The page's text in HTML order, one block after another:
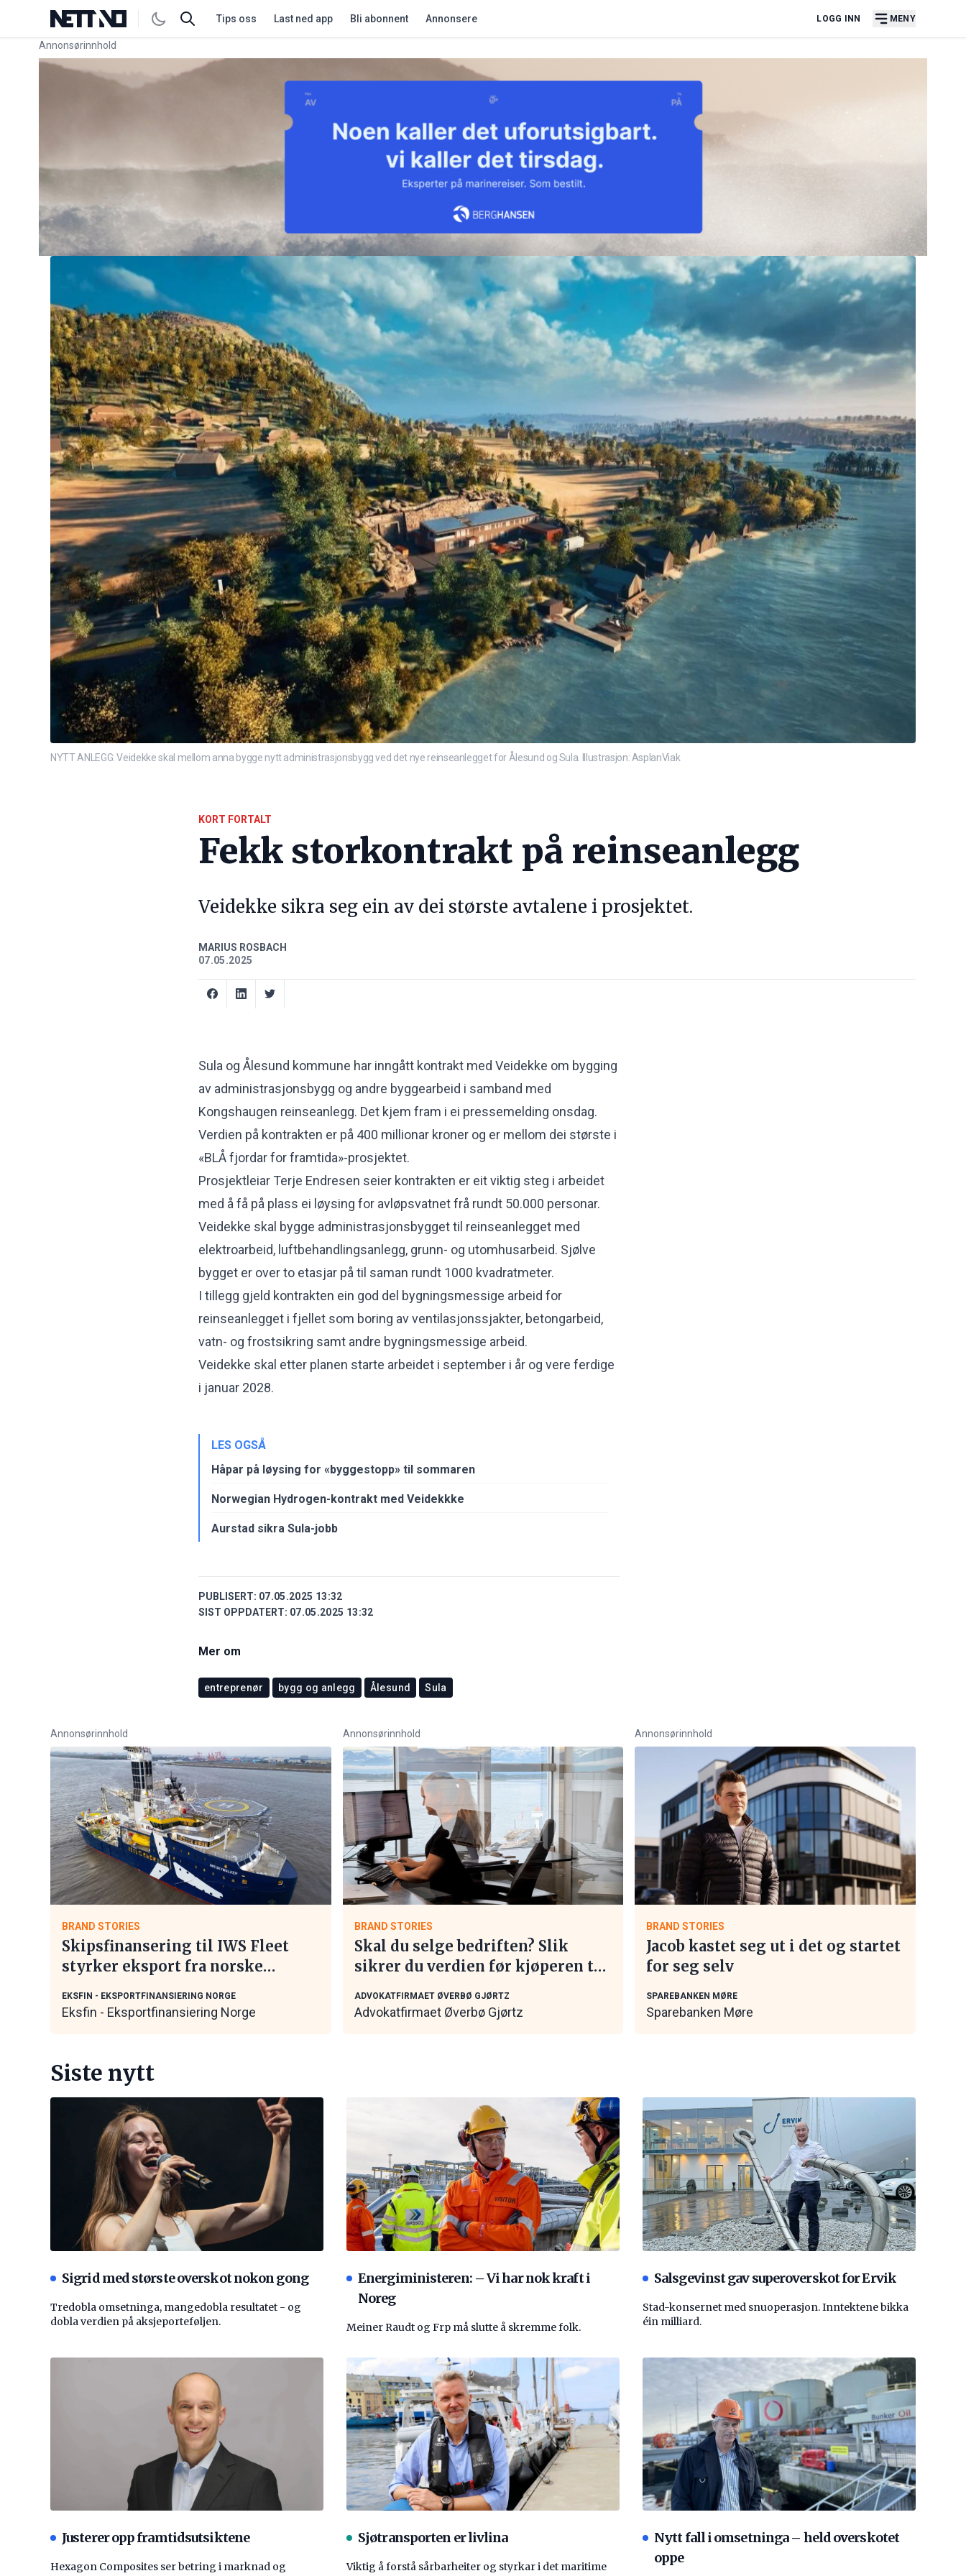
Tips oss Last ned app Bli abonnent Annonsere LOGG INN MENY
Annonsørinnhold
Link for annonse
NYTT ANLEGG: Veidekke skal mellom anna bygge nytt administrasjonsbygg ved det nye reinseanlegget for Ålesund og Sula. Illustrasjon: AsplanViak
KORT FORTALT
Fekk storkontrakt på reinseanlegg
Veidekke sikra seg ein av dei største avtalene i prosjektet.
MARIUS ROSBACH
07.05.2025
Sula og Ålesund kommune har inngått kontrakt med Veidekke om bygging
av administrasjonsbygg og andre byggearbeid i samband med
Kongshaugen reinseanlegg. Det kjem fram i ei pressemelding onsdag.
Verdien på kontrakten er på 400 millionar kroner og er mellom dei største i
«BLÅ fjordar for framtida»-prosjektet.
Prosjektleiar Terje Endresen seier kontrakten er eit viktig steg i arbeidet
med å få på plass ei løysing for avløpsvatnet frå rundt 50.000 personar.
Veidekke skal bygge administrasjonsbygget til reinseanlegget med
elektroarbeid, luftbehandlingsanlegg, grunn- og utomhusarbeid. Sjølve
bygget er over to etasjar på til saman rundt 1000 kvadratmeter.
I tillegg gjeld kontrakten ein god del bygningsmessige arbeid for
reinseanlegget i fjellet som boring av ventilasjonssjakter, betongarbeid,
vatn- og frostsikring samt andre bygningsmessige arbeid.
Veidekke skal etter planen starte arbeidet i september i år og vere ferdige
i januar 2028.
LES OGSÅ
Håpar på løysing for «byggestopp» til sommaren
Norwegian Hydrogen-kontrakt med Veidekkke
Aurstad sikra Sula-jobb
PUBLISERT: 07.05.2025 13:32
SIST OPPDATERT: 07.05.2025 13:32
Mer om
entreprenør bygg og anlegg Ålesund Sula
Annonsørinnhold
BRAND STORIES
Skipsfinansering til IWS Fleet
styrker eksport fra norske
EKSFIN - EKSPORTFINANSIERING NORGE
Eksfin - Eksportfinansiering Norge
Annonsørinnhold
BRAND STORIES
Skal du selge bedriften? Slik
sikrer du verdien før kjøperen tar
ADVOKATFIRMAET ØVERBØ GJØRTZ
Advokatfirmaet Øverbø Gjørtz
Annonsørinnhold
BRAND STORIES
Jacob kastet seg ut i det og startet
for seg selv
SPAREBANKEN MØRE
Sparebanken Møre
Siste nytt
Sigrid med største overskot nokon gong
Tredobla omsetninga, mangedobla resultatet - og
dobla verdien på aksjeporteføljen.
Energiministeren: – Vi har nok kraft i
Noreg
Meiner Raudt og Frp må slutte å skremme folk.
Salsgevinst gav superoverskot for Ervik
Stad-konsernet med snuoperasjon. Inntektene bikka
éin milliard.
Justerer opp framtidsutsiktene
Hexagon Composites ser betring i marknad og
Sjøtransporten er livlina
Viktig å forstå ­sårbarheiter og styrkar i det maritime
Nytt fall i omsetninga – held overskotet
oppe